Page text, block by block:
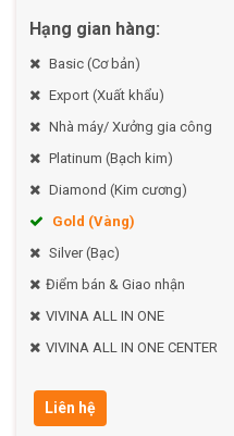
Hạng gian hàng:
Basic (Cơ bản)
Export (Xuất khẩu)
Nhà máy/ Xưởng gia công
Platinum (Bạch kim)
Diamond (Kim cương)
Gold (Vàng)
Silver (Bạc)
Điểm bán & Giao nhận
VIVINA ALL IN ONE
VIVINA ALL IN ONE CENTER
Liên hệ